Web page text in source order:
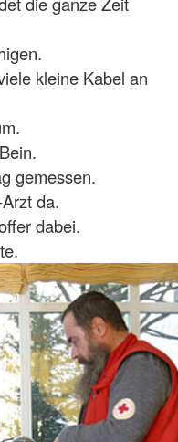
kleine Kabel an
gemessen.
da.
dabei.